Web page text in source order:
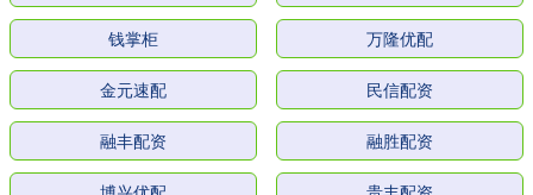
钱掌柜 万隆优配
金元速配 民信配资
融丰配资 融胜配资